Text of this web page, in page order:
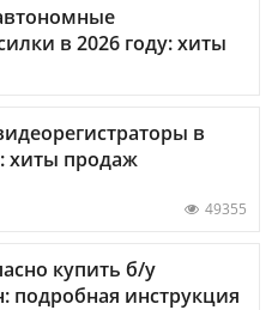
в 2026 году: хиты
в
хиты продаж
49355
купить б/у
подробная инструкция